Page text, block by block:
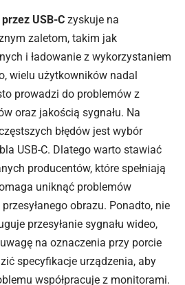
USB-C zyskuje na
zaletom, takim jak
i ładowanie z wykorzystaniem
wielu użytkowników nadal
prowadzi do problemów z
oraz jakością sygnału. Na
błędów jest wybór
USB-C. Dlatego warto stawiać
producentów, które spełniają
uniknąć problemów
obrazu. Ponadto, nie
przesyłanie sygnału wideo,
na oznaczenia przy porcie
specyfikacje urządzenia, aby
współpracuje z monitorami.